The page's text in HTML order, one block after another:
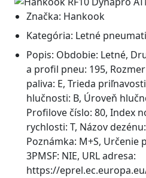
Značka: Hankook
Kategória: Letné
Popis: Obdobie: Letné,
a profil pneu: 195,
paliva: E, Trieda
hlučnosti: B, Úroveň
Profilove číslo: 80, Index
rychlosti: T, Názov
Poznámka: M+S, Určenie
3PMSF: NIE, URL adresa:
https://